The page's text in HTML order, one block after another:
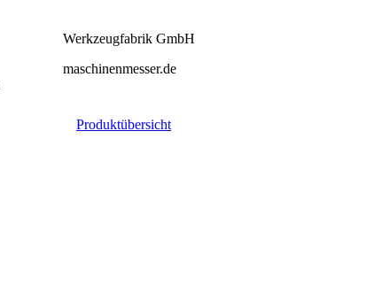
Werkzeugfabrik GmbH
maschinenmesser.de
Produktübersicht